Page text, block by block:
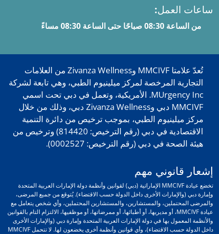
ساعات العمل:
من الساعة 08:30 صباحًا حتى الساعة 08:30 مساءً
تُعدّ علامتا MMCIVF وZivanza Wellness من العلامات
التجارية المرخصة لمركز ميلينيوم الطبي، وهي تابعة لشركة
MUrgency Inc. الأمريكية، وتعمل في دبي تحت اسمي
MMCIVF دبي وZivanza Wellness دبي، وذلك من خلال
مركز ميلينيوم الطبي، بموجب ترخيص من دائرة التنمية
الاقتصادية في دبي (رقم الترخيص: 814420) وترخيص من
هيئة الصحة في دبي (رقم الترخيص: 0002527).
إشعار قانوني مهم
تخضع عيادة MMCIVF الإماراتية (دبي) لقوانين وأنظمة دولة الإمارات العربية المتحدة
وإمارة دبي (والإمارات الأخرى داخل الدولة حسب الاقتضاء). يُتوقع من جميع المرضى،
والمرضى المحتملين، والمستشارين، والمستشارين المحتملين، وأي شخص يتعامل مع
عيادة MMCIVF، أو مديريها، أو أطبائها، أو ممرضاتها، أو موظفيها، الالتزام التام بالقوانين
والأنظمة المعمول بها في دولة الإمارات العربية المتحدة وإمارة دبي (والإمارات الأخرى
داخل الدولة حسب الاقتضاء)، وأي قوانين وأنظمة أخرى يخضعون لها. لا تتحمل MMCIVF